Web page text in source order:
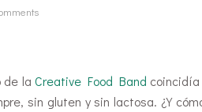
de laCreative Food Band
sin gluten y sin lactosa. ¿Y